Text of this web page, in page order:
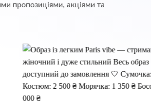
пропозиціями, акціями та